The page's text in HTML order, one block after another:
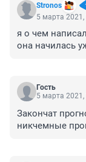
Stronos
5 марта 2021,
я о чем
она начилась
Гость
5 марта 2021,
Закончат
никчемные